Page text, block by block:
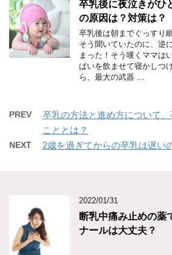
卒乳後に夜泣きがひ
の原因は？対策は？
卒乳後は朝までぐっすり
そう聞いていたのに、逆
まった！そう嘆くママは
ぱいを飲ませて寝かしつ
ら、最大の武器 …
PREV
卒乳の方法と進め方について
こととは？
NEXT 2歳を過ぎてからの卒乳は遅い
2022/01/31
断乳中痛み止めの薬
ナールは大丈夫？